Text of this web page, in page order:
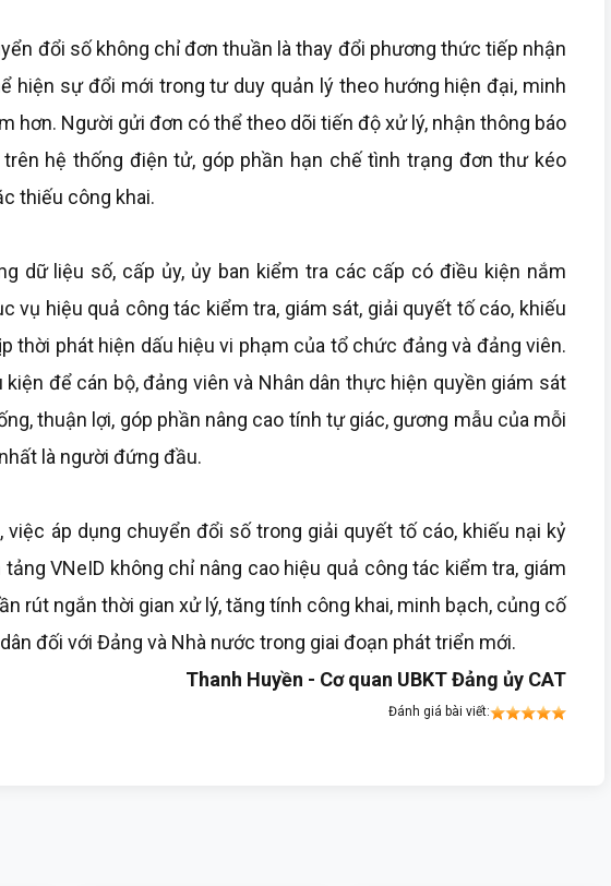
đổi số không chỉ đơn thuần là thay đổi phương thức tiếp nhận
hiện sự đổi mới trong tư duy quản lý theo hướng hiện đại, minh
hơn. Người gửi đơn có thể theo dõi tiến độ xử lý, nhận thông báo
hệ thống điện tử, góp phần hạn chế tình trạng đơn thư kéo
thiếu công khai.
dữ liệu số, cấp ủy, ủy ban kiểm tra các cấp có điều kiện nắm
vụ hiệu quả công tác kiểm tra, giám sát, giải quyết tố cáo, khiếu
thời phát hiện dấu hiệu vi phạm của tổ chức đảng và đảng viên.
để cán bộ, đảng viên và Nhân dân thực hiện quyền giám sát
thuận lợi, góp phần nâng cao tính tự giác, gương mẫu của mỗi
là người đứng đầu.
việc áp dụng chuyển đổi số trong giải quyết tố cáo, khiếu nại kỷ
VNeID không chỉ nâng cao hiệu quả công tác kiểm tra, giám
rút ngắn thời gian xử lý, tăng tính công khai, minh bạch, củng cố
đối với Đảng và Nhà nước trong giai đoạn phát triển mới.
Thanh Huyền - Cơ quan UBKT Đảng ủy CAT
Đánh giá bài viết: